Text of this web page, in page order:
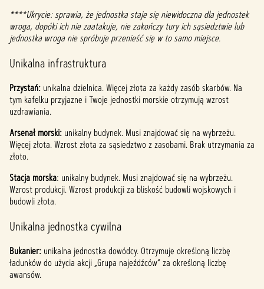
****Ukrycie: sprawia, że jednostka staje się niewidoczna dla jednostek
wroga, dopóki ich nie zaatakuje, nie zakończy tury ich sąsiedztwie lub
jednostka wroga nie spróbuje przenieść się w to samo miejsce.
Unikalna infrastruktura
Przystań: unikalna dzielnica. Więcej złota za każdy zasób skarbów. Na
tym kafelku przyjazne i Twoje jednostki morskie otrzymują wzrost
uzdrawiania.
Arsenał morski: unikalny budynek. Musi znajdować się na wybrzeżu.
Więcej złota. Wzrost złota za sąsiedztwo z zasobami. Brak utrzymania za
złoto.
Stacja morska: unikalny budynek. Musi znajdować się na wybrzeżu.
Wzrost produkcji. Wzrost produkcji za bliskość budowli wojskowych i
budowli złota.
Unikalna jednostka cywilna
Bukanier: unikalna jednostka dowódcy. Otrzymuje określoną liczbę
ładunków do użycia akcji „Grupa najeźdźców” za określoną liczbę
awansów.